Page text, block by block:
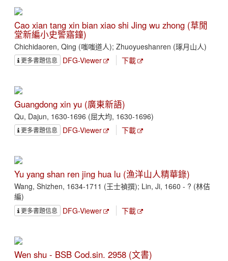
Cao xian tang xin bian xiao shi Jing wu zhong (草閒
堂新編小史警寤鐘)
Chichidaoren, Qing (嗤嗤道人); Zhuoyueshanren (琢月山人)
更多書題信息 DFG-Viewer 下載
Guangdong xin yu (廣東新語)
Qu, Dajun, 1630-1696 (屈大均, 1630-1696)
更多書題信息 DFG-Viewer 下載
Yu yang shan ren jing hua lu (漁洋山人精華錄)
Wang, Shizhen, 1634-1711 (王士禎撰); Lin, Ji, 1660 - ? (林佶
編)
更多書題信息 DFG-Viewer 下載
Wen shu - BSB Cod.sin. 2958 (文書)